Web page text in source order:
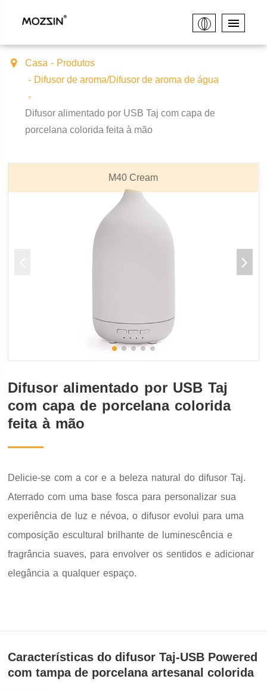
Casa
Produtos
Difusor de aroma/Difusor de aroma de água
Difusor alimentado por USB Taj com capa de
porcelana colorida feita à mão
M40 Cream
Difusor alimentado por USB Taj
com capa de porcelana colorida
feita à mão
Delicie-se com a cor e a beleza natural do difusor Taj.
Aterrado com uma base fosca para personalizar sua
experiência de luz e névoa, o difusor evolui para uma
composição escultural brilhante de luminescência e
fragrância suaves, para envolver os sentidos e adicionar
elegância a qualquer espaço.
Características do difusor Taj-USB Powered
com tampa de porcelana artesanal colorida